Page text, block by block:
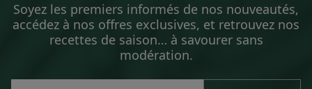
Soyez les premiers informés de nos nouveautés,
accédez à nos offres exclusives, et retrouvez nos
recettes de saison… à savourer sans
modération.